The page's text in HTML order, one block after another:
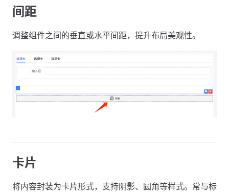
间距
调整组件之间的垂直或水平间距，提升布局美观性。
卡片
将内容封装为卡片形式，支持阴影、圆角等样式。常与标